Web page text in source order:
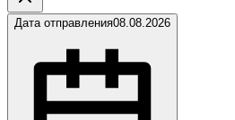
Дата отправления08.08.2026